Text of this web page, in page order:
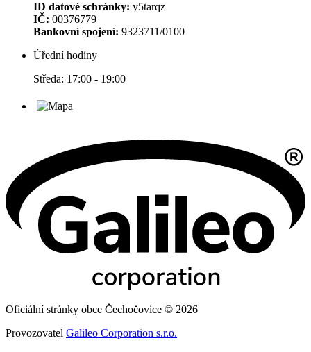
ID datové schránky: y5tarqz
IČ: 00376779
Bankovní spojení: 9323711/0100
Úřední hodiny
Středa: 17:00 - 19:00
Oficiální stránky obce Čechočovice © 2026
Provozovatel Galileo Corporation s.r.o.